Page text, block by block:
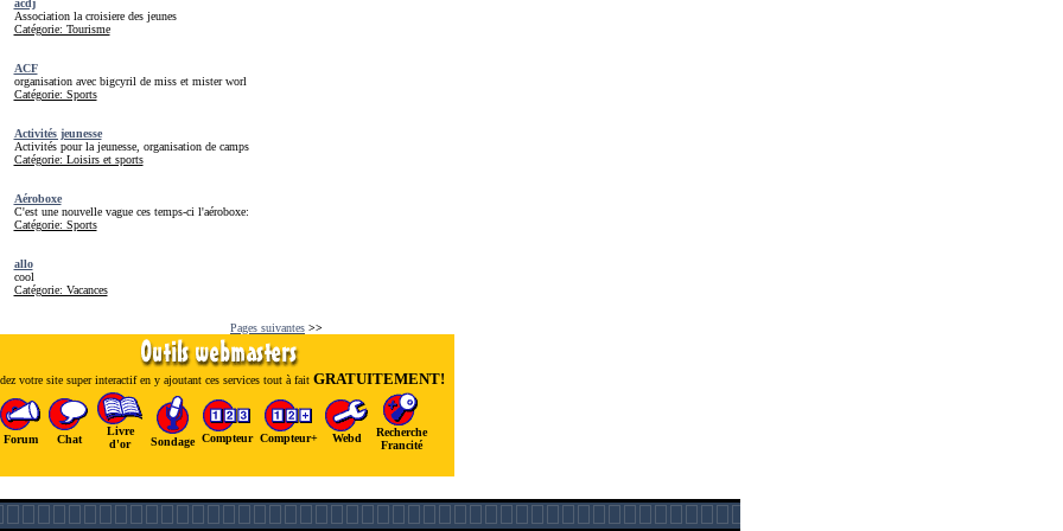
acdj
Association la croisiere des jeunes
Catégorie: Tourisme
ACF
organisation avec bigcyril de miss et mister worl
Catégorie: Sports
Activités jeunesse
Activités pour la jeunesse, organisation de camps
Catégorie: Loisirs et sports
Aéroboxe
C'est une nouvelle vague ces temps-ci l'aéroboxe:
Catégorie: Sports
allo
cool
Catégorie: Vacances
Pages suivantes >>
votre site super interactif en y ajoutant ces services tout à fait GRATUITEMENT!
Forum Chat
Livre
d'or
Sondage Compteur Compteur+ Webd
Recherche
Francité